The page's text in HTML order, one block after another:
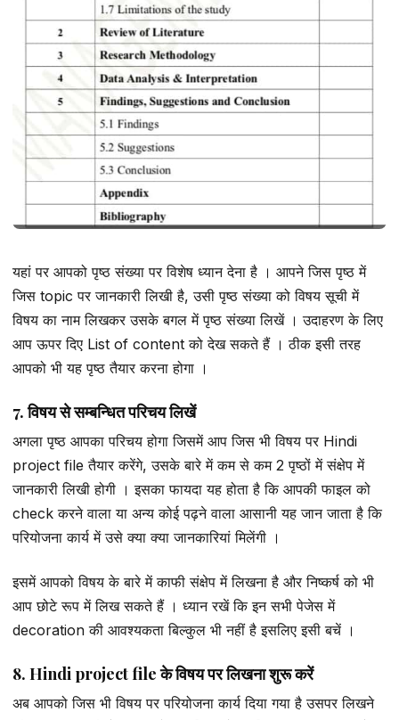
यहां पर आपको पृष्ठ संख्या पर विशेष ध्यान देना है । आपने जिस पृष्ठ में
जिस topic पर जानकारी लिखी है, उसी पृष्ठ संख्या को विषय सूची में
विषय का नाम लिखकर उसके बगल में पृष्ठ संख्या लिखें । उदाहरण के लिए
आप ऊपर दिए List of content को देख सकते हैं । ठीक इसी तरह
आपको भी यह पृष्ठ तैयार करना होगा ।
7. विषय से सम्बन्धित परिचय लिखें
अगला पृष्ठ आपका परिचय होगा जिसमें आप जिस भी विषय पर Hindi
project file तैयार करेंगे, उसके बारे में कम से कम 2 पृष्ठों में संक्षेप में
जानकारी लिखी होगी । इसका फायदा यह होता है कि आपकी फाइल को
check करने वाला या अन्य कोई पढ़ने वाला आसानी यह जान जाता है कि
परियोजना कार्य में उसे क्या क्या जानकारियां मिलेंगी ।
इसमें आपको विषय के बारे में काफी संक्षेप में लिखना है और निष्कर्ष को भी
आप छोटे रूप में लिख सकते हैं । ध्यान रखें कि इन सभी पेजेस में
decoration की आवश्यकता बिल्कुल भी नहीं है इसलिए इसी बचें ।
8. Hindi project file के विषय पर लिखना शुरू करें
अब आपको जिस भी विषय पर परियोजना कार्य दिया गया है उसपर लिखने